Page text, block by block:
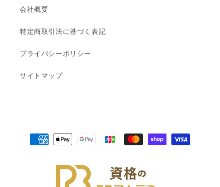
会社概要
特定商取引法に基づく表記
プライバシーポリシー
サイトマップ
決
済